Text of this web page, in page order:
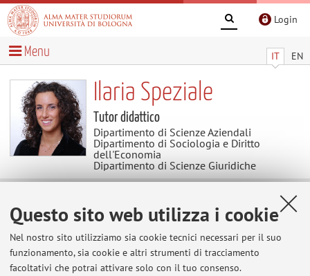
Questo sito web utilizza i cookie
Nel nostro sito utilizziamo sia cookie tecnici necessari per il suo
funzionamento, sia cookie e altri strumenti di tracciamento
facoltativi che potrai attivare solo con il tuo consenso.
Login
IT EN
Menu
Ilaria Speziale
Tutor didattico
Dipartimento di Scienze Aziendali
Dipartimento di Sociologia e Diritto
dell'Economia
Dipartimento di Scienze Giuridiche
Avvisi
Al momento non sono presenti avvisi.